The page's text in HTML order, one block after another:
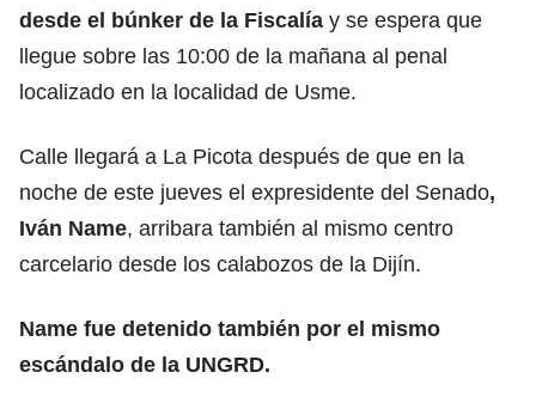
desde el búnker de la Fiscalía y se espera que
llegue sobre las 10:00 de la mañana al penal
localizado en la localidad de Usme.
Calle llegará a La Picota después de que en la
noche de este jueves el expresidente del Senado,
Iván Name, arribara también al mismo centro
carcelario desde los calabozos de la Dijín.
Name fue detenido también por el mismo
escándalo de la UNGRD.